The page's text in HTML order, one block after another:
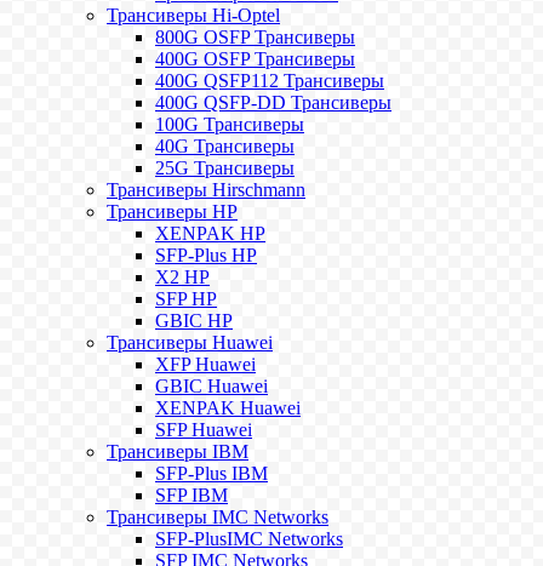
Трансиверы Hi-Optel
800G OSFP Трансиверы
400G OSFP Трансиверы
400G QSFP112 Трансиверы
400G QSFP-DD Трансиверы
100G Трансиверы
40G Трансиверы
25G Трансиверы
Трансиверы Hirschmann
Трансиверы HP
XENPAK HP
SFP-Plus HP
X2 HP
SFP HP
GBIC HP
Трансиверы Huawei
XFP Huawei
GBIC Huawei
XENPAK Huawei
SFP Huawei
Трансиверы IBM
SFP-Plus IBM
SFP IBM
Трансиверы IMC Networks
SFP-PlusIMC Networks
SFP IMC Networks